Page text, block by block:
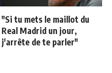
"Si tu mets le maillot du
Real Madrid un jour,
j'arrête de te parler"